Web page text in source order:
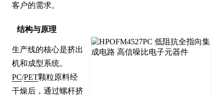
客户的需求。
结构与原理
生产线的核心是挤出
机和成型系统。
PC/PET颗粒原料经
干燥后，通过螺杆挤